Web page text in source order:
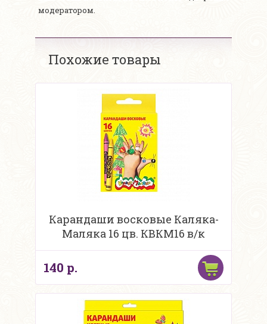
модератором.
Похожие товары
Карандаши восковые Каляка-
Маляка 16 цв. КВКМ16 в/к
140 р.